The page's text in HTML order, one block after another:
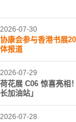
2026-07-30
协康会参与香港书展
体报道
2026-07-29
荷花展 C06 惊喜亮相
长加油站」
2026-07-28